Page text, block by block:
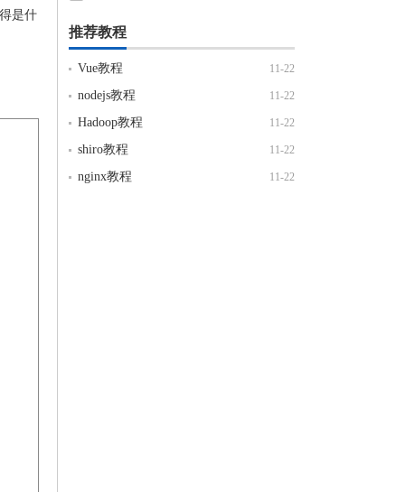
是什
推荐教程
11-22
Vue教程
11-22
nodejs教程
11-22
Hadoop教程
11-22
shiro教程
11-22
nginx教程